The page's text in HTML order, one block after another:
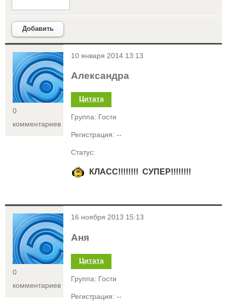
Добавить
<
0
комментариев
10 января 2014 13:13
Александра
Цитата
Группа: Гости
Регистрация: --
Статус:
КЛАСС!!!!!!!! СУПЕР!!!!!!!!
<
0
комментариев
16 ноября 2013 15:13
Аня
Цитата
Группа: Гости
Регистрация: --